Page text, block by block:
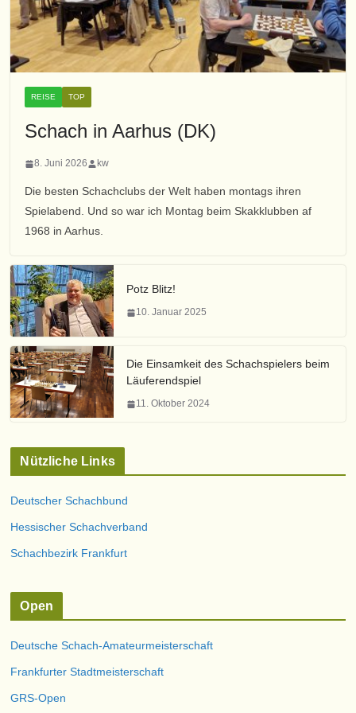
REISE TOP
Schach in Aarhus (DK)
8. Juni 2026 kw
Die besten Schachclubs der Welt haben montags ihren
Spielabend. Und so war ich Montag beim Skakklubben af
1968 in Aarhus.
Potz Blitz!
10. Januar 2025
Die Einsamkeit des Schachspielers beim
Läuferendspiel
11. Oktober 2024
Nützliche Links
Deutscher Schachbund
Hessischer Schachverband
Schachbezirk Frankfurt
Open
Deutsche Schach-Amateurmeisterschaft
Frankfurter Stadtmeisterschaft
GRS-Open